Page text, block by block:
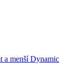
a menší Dynamic